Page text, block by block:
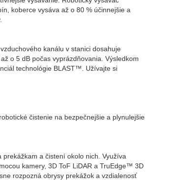
koberce vysáva až o 80 % účinnejšie a
kanálu v stanici dosahuje
o 5 dB počas vyprázdňovania. Výsledkom
technológie BLAST™. Užívajte si
čistenie na bezpečnejšie a plynulejšie
a čistení okolo nich. Využíva
kamery, 3D ToF LiDAR a TruEdge™ 3D
rozpozná obrysy prekážok a vzdialenosť